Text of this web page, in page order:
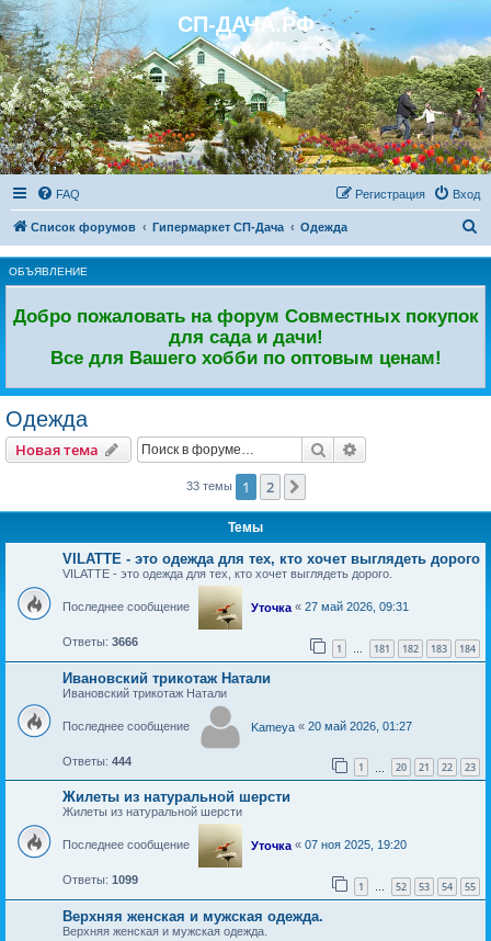
Регистрация СП-ДАЧА.РФ
FAQ Вход
Регистрация
Список форумов Гипермаркет СП-Дача Одежда
ОБЪЯВЛЕНИЕ
Добро пожаловать на форум Совместных покупок
для сада и дачи!
Все для Вашего хобби по оптовым ценам!
Одежда
Новая тема
Новаятема Поиск
33 темы 1 2
Темы
VILATTE - это одежда для тех, кто хочет выглядеть дорого
VILATTE - это одежда для тех, кто хочет выглядеть дорого.
Последнее сообщение Уточка « 27 май 2026, 09:31
Ответы: 3666 1 … 181 182 183 184
Ивановский трикотаж Натали
Ивановский трикотаж Натали
Последнее сообщение Kameya « 20 май 2026, 01:27
Ответы: 444 1 20 21 22 23
Жилеты из натуральной шерсти
Жилеты из натуральной шерсти
Последнее сообщение Уточка « 07 ноя 2025, 19:20
Ответы: 1099 1 … 52 53 54 55
Верхняя женская и мужская одежда.
Верхняя женская и мужская одежда.